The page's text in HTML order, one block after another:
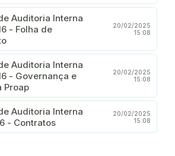
Auditoria Interna
- Folha de
20/02/2025
15:08
Auditoria Interna
- Governança e
Proap
20/02/2025
15:08
Auditoria Interna
- Contratos
20/02/2025
15:08